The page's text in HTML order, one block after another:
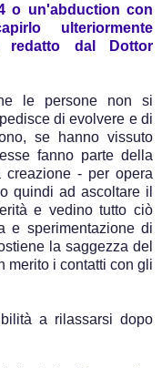
o un'abduction con
ulteriormente
redatto dal Dottor
le persone non si
di evolvere e di
se hanno vissuto
fanno parte della
- per opera
quindi ad ascoltare il
e vedino tutto ciò
e sperimentazione di
la saggezza del
merito i contatti con gli
a rilassarsi dopo